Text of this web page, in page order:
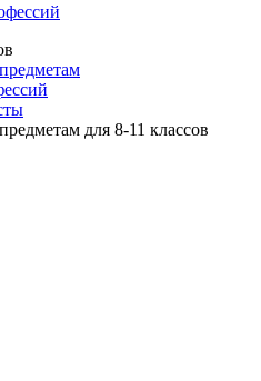
для 8-11 классов